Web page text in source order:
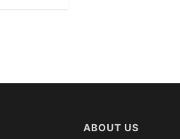
ABOUT US